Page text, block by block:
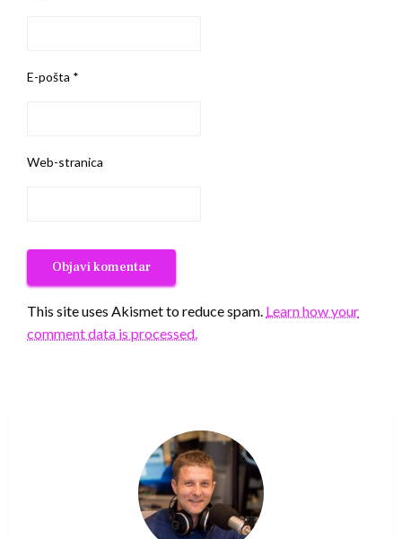
E-pošta *
Web-stranica
This site uses Akismet to reduce spam. Learn how your
comment data is processed.